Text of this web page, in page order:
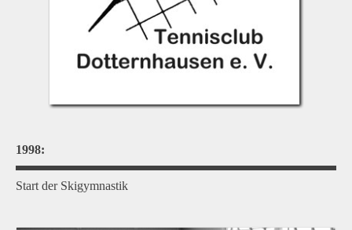
1998:
Start der Skigymnastik